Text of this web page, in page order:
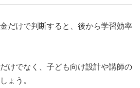
だけで判断すると、後から学習効率
けでなく、子ども向け設計や講師の
ょう。